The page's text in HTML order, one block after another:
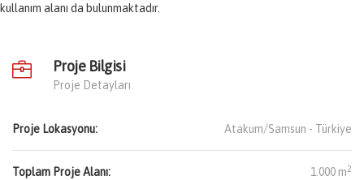
kullanım alanı da bulunmaktadır.
Proje Bilgisi
Proje Detayları
Proje Lokasyonu: Atakum/Samsun - Türkiye
Toplam Proje Alanı: 1.000 m2